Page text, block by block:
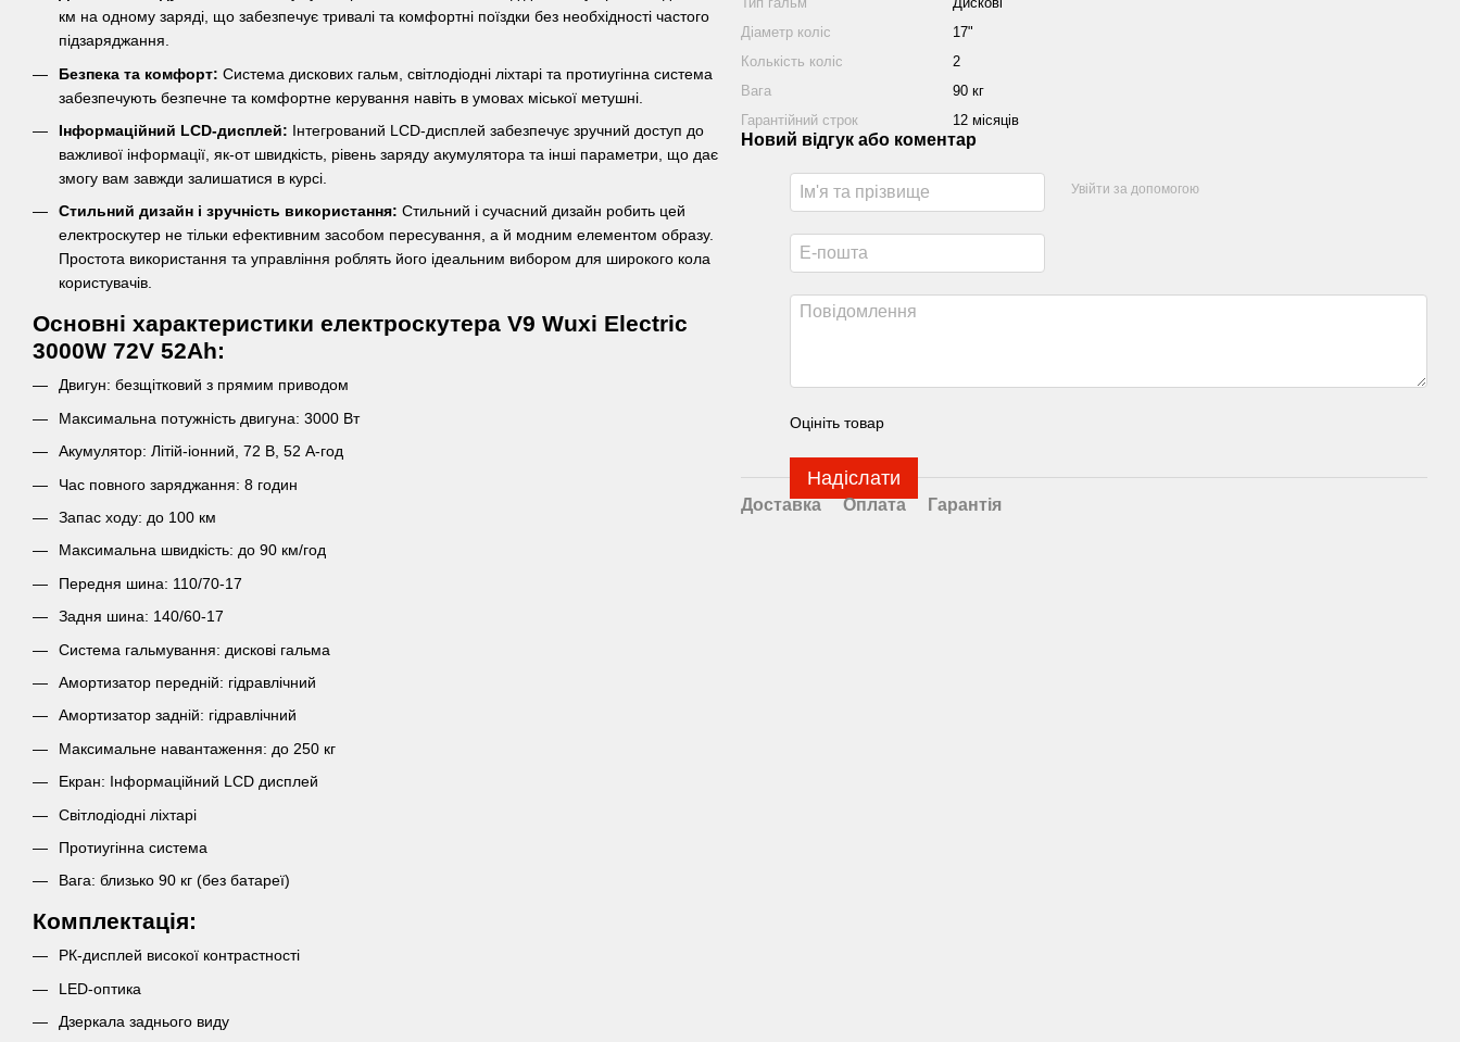
км на одному заряді, що забезпечує тривалі та комфортні поїздки без необхідності частого
підзаряджання.
Безпека та комфорт: Система дискових гальм, світлодіодні ліхтарі та протиугінна система
забезпечують безпечне та комфортне керування навіть в умовах міської метушні.
Інформаційний LCD-дисплей: Інтегрований LCD-дисплей забезпечує зручний доступ до
важливої інформації, як-от швидкість, рівень заряду акумулятора та інші параметри, що дає
змогу вам завжди залишатися в курсі.
Стильний дизайн і зручність використання: Стильний і сучасний дизайн робить цей
електроскутер не тільки ефективним засобом пересування, а й модним елементом образу.
Простота використання та управління роблять його ідеальним вибором для широкого кола
користувачів.
Основні характеристики електроскутера V9 Wuxi Electric
3000W 72V 52Ah:
Двигун: безщітковий з прямим приводом
Максимальна потужність двигуна: 3000 Вт
Акумулятор: Літій-іонний, 72 В, 52 А-год
Час повного заряджання: 8 годин
Запас ходу: до 100 км
Максимальна швидкість: до 90 км/год
Передня шина: 110/70-17
Задня шина: 140/60-17
Система гальмування: дискові гальма
Амортизатор передній: гідравлічний
Амортизатор задній: гідравлічний
Максимальне навантаження: до 250 кг
Екран: Інформаційний LCD дисплей
Світлодіодні ліхтарі
Протиугінна система
Вага: близько 90 кг (без батареї)
Комплектація:
РК-дисплей високої контрастності
LED-оптика
Дзеркала заднього виду
Діаметр коліс
17"
Колькість коліс
2
Вага
90 кг
Гарантійний строк
12 місяців
Новий відгук або коментар
Увійти за допомогою
Оцініть товар
Надіслати
Доставка Оплата Гарантія